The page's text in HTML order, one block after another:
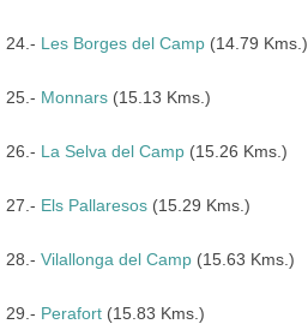
24.- Les Borges del Camp (14.79 Kms.)
25.- Monnars (15.13 Kms.)
26.- La Selva del Camp (15.26 Kms.)
27.- Els Pallaresos (15.29 Kms.)
28.- Vilallonga del Camp (15.63 Kms.)
29.- Perafort (15.83 Kms.)